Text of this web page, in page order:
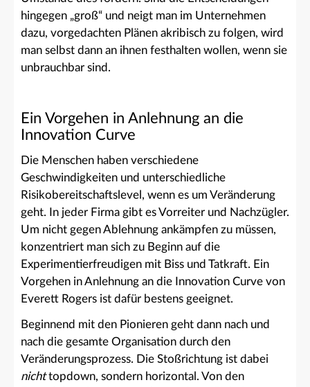
hingegen „groß“ und neigt man im Unternehmen
dazu, vorgedachten Plänen akribisch zu folgen, wird
man selbst dann an ihnen festhalten wollen, wenn sie
unbrauchbar sind.
Ein Vorgehen in Anlehnung an die
Innovation Curve
Die Menschen haben verschiedene
Geschwindigkeiten und unterschiedliche
Risikobereitschaftslevel, wenn es um Veränderung
geht. In jeder Firma gibt es Vorreiter und Nachzügler.
Um nicht gegen Ablehnung ankämpfen zu müssen,
konzentriert man sich zu Beginn auf die
Experimentierfreudigen mit Biss und Tatkraft. Ein
Vorgehen in Anlehnung an die Innovation Curve von
Everett Rogers ist dafür bestens geeignet.
Beginnend mit den Pionieren geht dann nach und
nach die gesamte Organisation durch den
Veränderungsprozess. Die Stoßrichtung ist dabei
nichttopdown, sondern horizontal. Von den